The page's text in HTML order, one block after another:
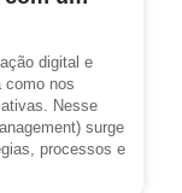
digital e
como nos
Nesse
surge
processos e